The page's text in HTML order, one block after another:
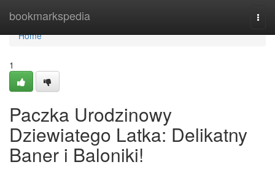
bookmarkspedia
Home
Home
1
Paczka Urodzinowy
Dziewiatego Latka: Delikatny
Baner i Baloniki!